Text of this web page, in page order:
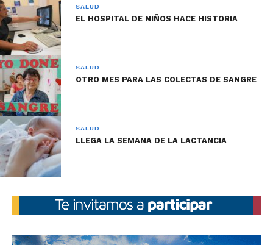
SALUD
EL HOSPITAL DE NIÑOS HACE HISTORIA
SALUD
OTRO MES PARA LAS COLECTAS DE SANGRE
SALUD
LLEGA LA SEMANA DE LA LACTANCIA